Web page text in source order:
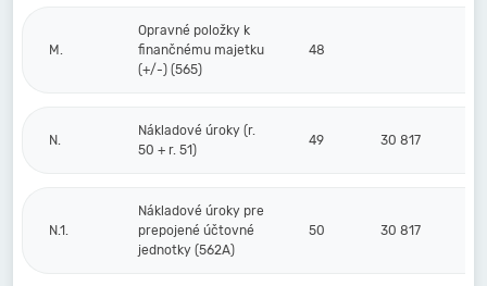
M.
Opravné položky k
finančnému majetku
(+/-) (565)
48
N.
Nákladové úroky (r.
50 + r. 51)
49 30 817
N.1.
Nákladové úroky pre
prepojené účtovné
jednotky (562A)
50 30 817